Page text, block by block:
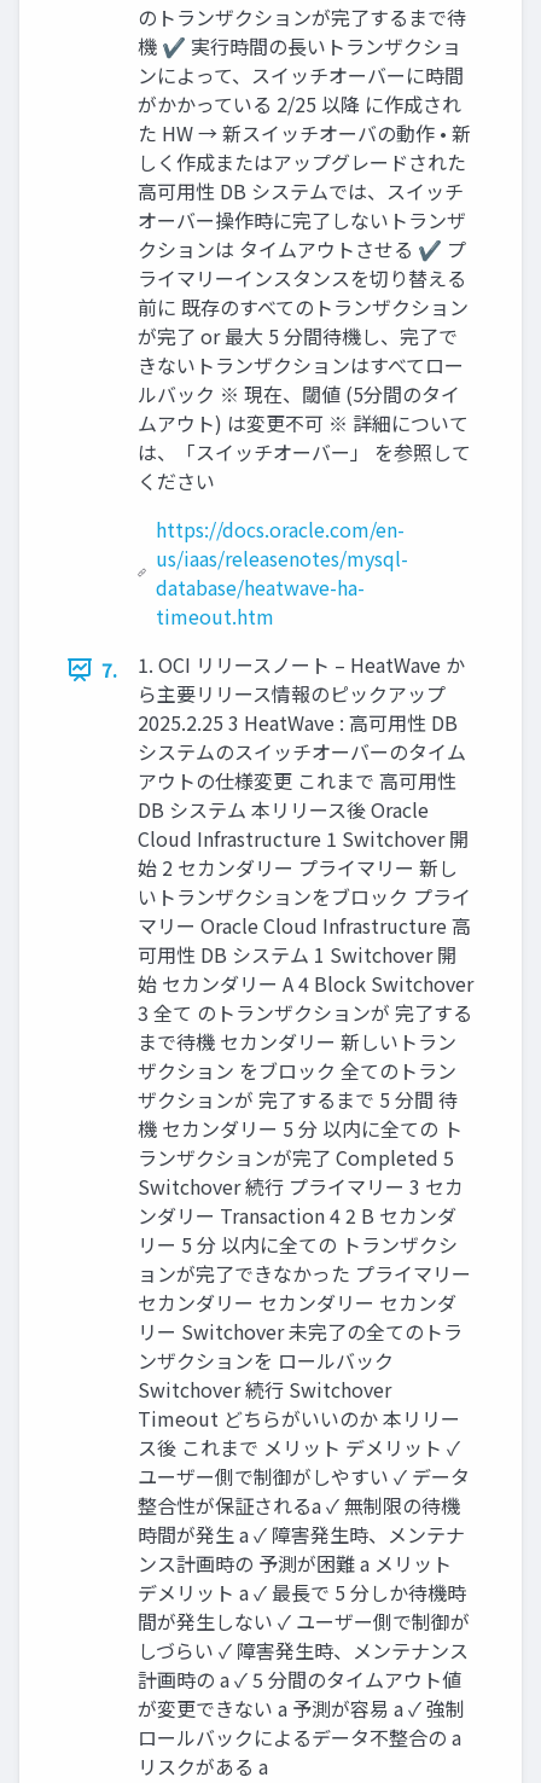
のトランザクションが完了するまで待
機 ✔ 実行時間の長いトランザクショ
ンによって、スイッチオーバーに時間
がかかっている 2/25 以降 に作成され
た HW → 新スイッチオーバの動作 • 新
しく作成またはアップグレードされた
高可用性 DB システムでは、スイッチ
オーバー操作時に完了しないトランザ
クションは タイムアウトさせる ✔ プ
ライマリーインスタンスを切り替える
前に 既存のすべてのトランザクション
が完了 or 最大 5 分間待機し、完了で
きないトランザクションはすべてロー
ルバック ※ 現在、閾値 (5分間のタイ
ムアウト) は変更不可 ※ 詳細について
は、「スイッチオーバー」 を参照して
ください
https://docs.oracle.com/en-
us/iaas/releasenotes/mysql-
database/heatwave-ha-
timeout.htm
7.
1. OCI リリースノート – HeatWave か
ら主要リリース情報のピックアップ
2025.2.25 3 HeatWave : 高可用性 DB
システムのスイッチオーバーのタイム
アウトの仕様変更 これまで 高可用性
DB システム 本リリース後 Oracle
Cloud Infrastructure 1 Switchover 開
始 2 セカンダリー プライマリー 新し
いトランザクションをブロック プライ
マリー Oracle Cloud Infrastructure 高
可用性 DB システム 1 Switchover 開
始 セカンダリー A 4 Block Switchover
3 全て のトランザクションが 完了する
まで待機 セカンダリー 新しいトラン
ザクション をブロック 全てのトラン
ザクションが 完了するまで 5 分間 待
機 セカンダリー 5 分 以内に全ての ト
ランザクションが完了 Completed 5
Switchover 続行 プライマリー 3 セカ
ンダリー Transaction 4 2 B セカンダ
リー 5 分 以内に全ての トランザクシ
ョンが完了できなかった プライマリー
セカンダリー セカンダリー セカンダ
リー Switchover 未完了の全てのトラ
ンザクションを ロールバック
Switchover 続行 Switchover
Timeout どちらがいいのか 本リリー
ス後 これまで メリット デメリット ✓
ユーザー側で制御がしやすい ✓ データ
整合性が保証されるa ✓ 無制限の待機
時間が発生 a ✓ 障害発生時、メンテナ
ンス計画時の 予測が困難 a メリット
デメリット a ✓ 最長で 5 分しか待機時
間が発生しない ✓ ユーザー側で制御が
しづらい ✓ 障害発生時、メンテナンス
計画時の a ✓ 5 分間のタイムアウト値
が変更できない a 予測が容易 a ✓ 強制
ロールバックによるデータ不整合の a
リスクがある a